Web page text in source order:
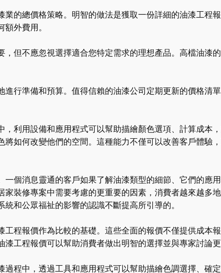
的總價格策略。明智的做法是獲取一份詳細的油漆工程
外費用。
但不應忽視選擇適合您特定需求的理想產品。高檔油漆
行準備和預算。值得信賴的油漆公司定期更新的價格清
利用設備和應用程式可以幫助描繪顏色選項、計算成本
將如何改變他們的空間。這種能力不僅可以改善客戶體驗
一個消息靈通的客戶如果了解油漆類型的細節、它們的應
裝修專案中需要考慮的更重要的因素，消費者越來越多
和公眾福祉的影響的認識不斷提高所引導的。
程報價作為比較的基礎。這些全面的報價不僅提供成本
工程報價可以幫助消費者做出明智的選擇並與專家討論更
程中，透過工具和應用程式可以幫助描繪色調選擇、確